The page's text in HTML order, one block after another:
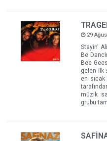
29
Stayin'
Be
Bee
gelen ilk
en
müzik
grubu